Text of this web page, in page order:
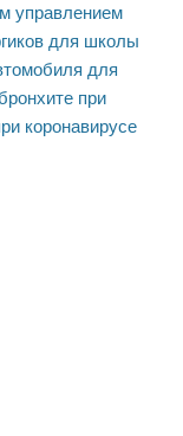
управлением
для школы
для
при
коронавирусе